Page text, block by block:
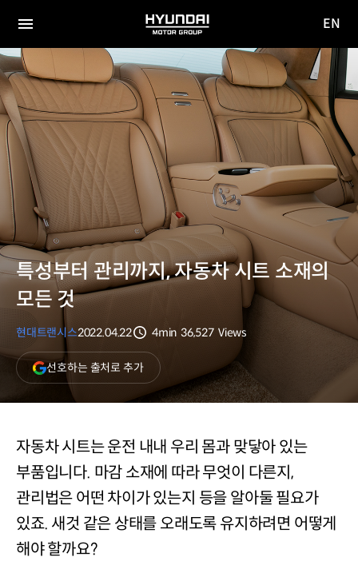
전체
메뉴
HYUNDAI
MOTOR
GROUP
사이
이동
EN
특성부터 관리까지, 자동차 시트 소재의
모든 것
현대트랜시스2022.04.22
4min 36,527 Views
선호하는 출처로 추가(새
창
열림)
자동차 시트는 운전 내내 우리 몸과 맞닿아 있는
부품입니다. 마감 소재에 따라 무엇이 다른지,
관리법은 어떤 차이가 있는지 등을 알아둘 필요가
있죠. 새것 같은 상태를 오래도록 유지하려면 어떻게
해야 할까요?